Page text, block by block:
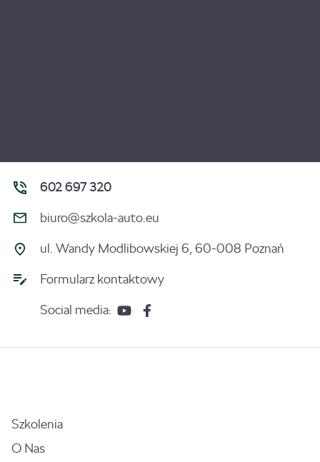
602 697 320
biuro@szkola-auto.eu
ul. Wandy Modlibowskiej 6, 60-008 Poznań
Formularz kontaktowy
Social media:
Szkolenia
O Nas